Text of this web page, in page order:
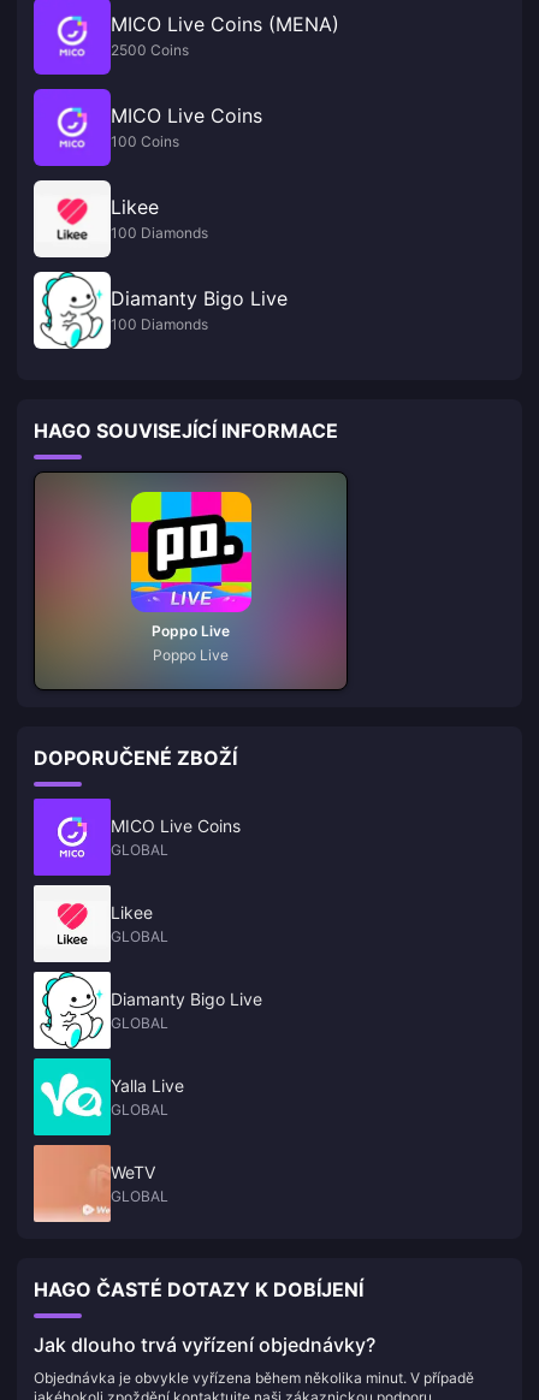
MICO Live Coins (MENA)
2500 Coins
MICO Live Coins
100 Coins
Likee
100 Diamonds
Diamanty Bigo Live
100 Diamonds
HAGO SOUVISEJÍCÍ INFORMACE
Poppo Live
Poppo Live
DOPORUČENÉ ZBOŽÍ
MICO Live Coins
GLOBAL
Likee
GLOBAL
Diamanty Bigo Live
GLOBAL
Yalla Live
GLOBAL
WeTV
GLOBAL
HAGO ČASTÉ DOTAZY K DOBÍJENÍ
Jak dlouho trvá vyřízení objednávky?
Objednávka je obvykle vyřízena během několika minut. V případě